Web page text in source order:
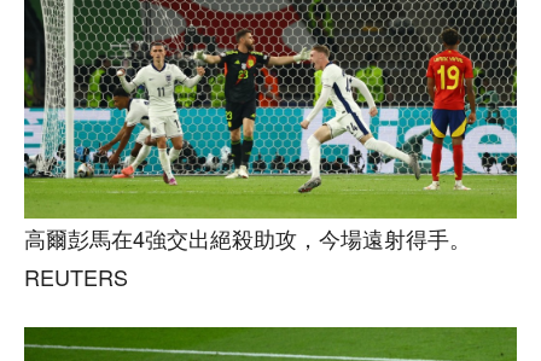
高爾彭馬在4強交出絕殺助攻，今場遠射得手。
REUTERS